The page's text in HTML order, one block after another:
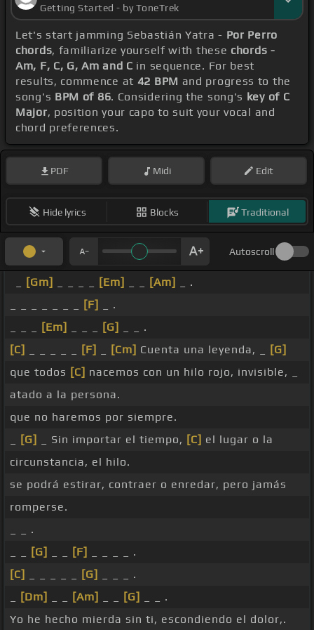
Getting Started - by ToneTrek
Let's start jamming Sebastián Yatra - Por Perro
chords, familiarize yourself with these chords -
Am, F, C, G, Am and C in sequence. For best
results, commence at 42 BPM and progress to the
song's BPM of 86. Considering the song's key of C
Major, position your capo to suit your vocal and
chord preferences.
PDF Midi Edit
Hide lyrics Blocks Traditional
Autoscroll
[Gm] [Em] [Am]
_ .
[F]
_ .
[Em] [G]
_ _ .
[C]
[F] [Cm] Cuenta una leyenda, _
[G]
que todos [C] nacemos con un hilo rojo, invisible, _
atado a la persona.
que no haremos por siempre.
[G] _ Sin importar el tiempo, [C] el lugar o la
circunstancia, el hilo.
se podrá estirar, contraer o enredar, pero jamás
romperse.
_ _ .
[G] [F]
_ _ _ _ .
[C]
[G]
_ _ _ .
[Dm] [Am] [G]
_ _ .
Yo he hecho mierda sin ti, escondiendo el dolor,.